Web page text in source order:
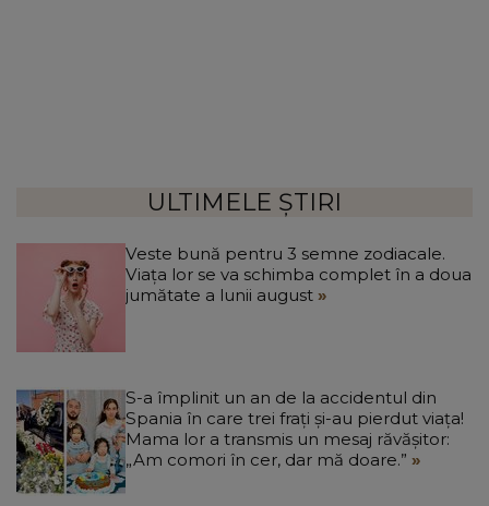
ULTIMELE ȘTIRI
Veste bună pentru 3 semne zodiacale.
Viața lor se va schimba complet în a doua
jumătate a lunii august
S-a împlinit un an de la accidentul din
Spania în care trei frați și-au pierdut viața!
Mama lor a transmis un mesaj răvășitor:
„Am comori în cer, dar mă doare.”